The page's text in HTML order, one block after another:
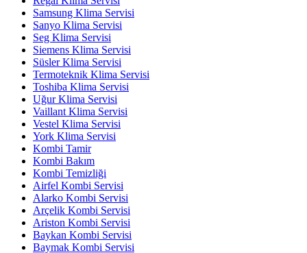
Samsung Klima Servisi
Sanyo Klima Servisi
Seg Klima Servisi
Siemens Klima Servisi
Süsler Klima Servisi
Termoteknik Klima Servisi
Toshiba Klima Servisi
Uğur Klima Servisi
Vaillant Klima Servisi
Vestel Klima Servisi
York Klima Servisi
Kombi Tamir
Kombi Bakım
Kombi Temizliği
Airfel Kombi Servisi
Alarko Kombi Servisi
Arçelik Kombi Servisi
Ariston Kombi Servisi
Baykan Kombi Servisi
Baymak Kombi Servisi